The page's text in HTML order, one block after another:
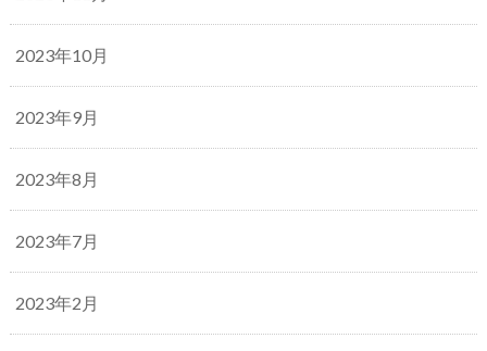
2023年10月
2023年9月
2023年8月
2023年7月
2023年2月